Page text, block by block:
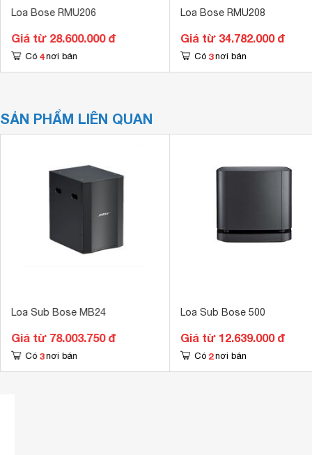
Loa Bose RMU206
Giá từ 28.600.000 đ
Có 4 nơi bán
Loa Bose RMU208
Giá từ 34.782.000 đ
Có 3 nơi bán
SẢN PHẨM LIÊN QUAN
Loa Sub Bose MB24
Giá từ 78.003.750 đ
Có 3 nơi bán
Loa Sub Bose 500
Giá từ 12.639.000 đ
Có 2 nơi bán